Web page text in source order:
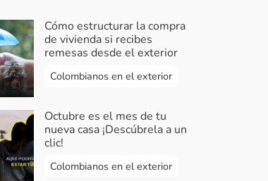
Cómo estructurar la compra
de vivienda si recibes
remesas desde el exterior
Colombianos en el exterior
Octubre es el mes de tu
nueva casa ¡Descúbrela a un
clic!
Colombianos en el exterior